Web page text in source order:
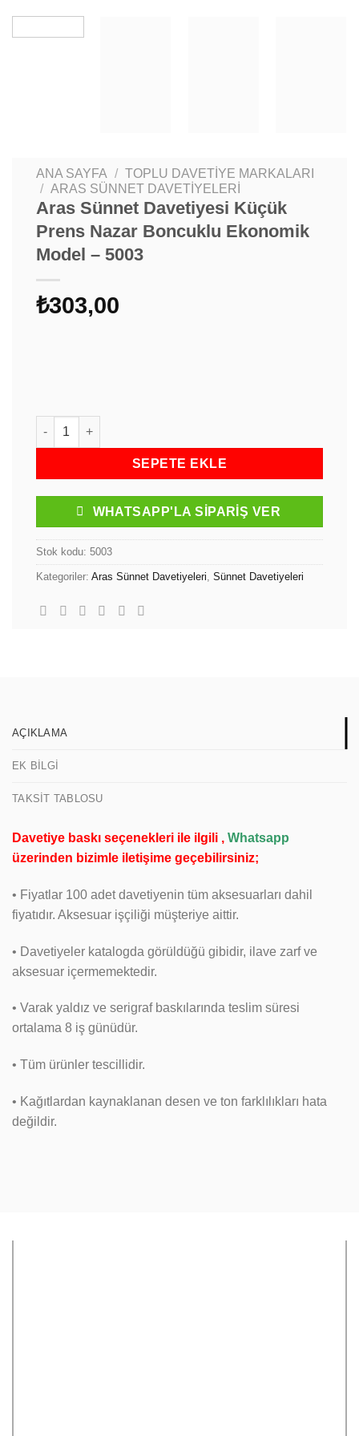
ANA SAYFA / TOPLU DAVETIYE MARKALARI
/ ARAS SÜNNET DAVETIYELERI
Aras Sünnet Davetiyesi Küçük
Prens Nazar Boncuklu Ekonomik
Model – 5003
₺303,00
Aras Sünnet Davetiyesi Küçük Prens Nazar Boncuklu
SEPETE EKLE
WHATSAPP'LA SIPARIŞ VER
Stok kodu: 5003
Kategoriler: Aras Sünnet Davetiyeleri, Sünnet Davetiyeleri
AÇIKLAMA
EK BILGI
TAKSIT TABLOSU
Davetiye baskı seçenekleri ile ilgili , Whatsapp
üzerinden bizimle iletişime geçebilirsiniz;
• Fiyatlar 100 adet davetiyenin tüm aksesuarları dahil
fiyatıdır. Aksesuar işçiliği müşteriye aittir.
• Davetiyeler katalogda görüldüğü gibidir, ilave zarf ve
aksesuar içermemektedir.
• Varak yaldız ve serigraf baskılarında teslim süresi
ortalama 8 iş günüdür.
• Tüm ürünler tescillidir.
• Kağıtlardan kaynaklanan desen ve ton farklılıkları hata
değildir.